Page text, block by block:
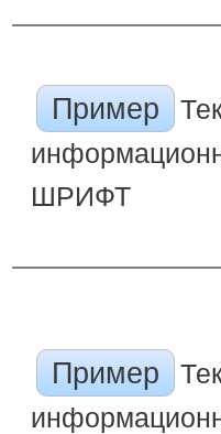
Пример
ШРИФТ
Пример